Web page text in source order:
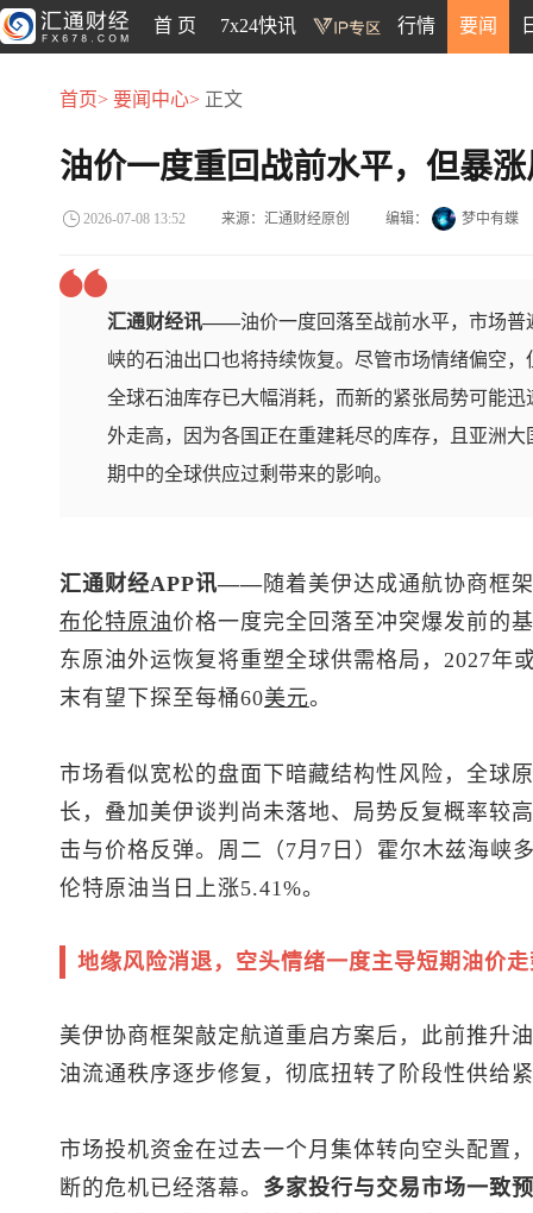
首 页 7x24快讯 行情 要闻
首页> 要闻中心> 正文
油价一度重回战前水平，但暴
2026-07-08 13:52 来源：汇通财经原创 编辑： 梦中有蝶
汇通财经讯——油价一度回落至战前水平，市场
峡的石油出口也将持续恢复。尽管市场情绪偏空
全球石油库存已大幅消耗，而新的紧张局势可能
外走高，因为各国正在重建耗尽的库存，且亚洲
期中的全球供应过剩带来的影响。
汇通财经APP讯——随着美伊达成通航协商框
布伦特原油价格一度完全回落至冲突爆发前的
东原油外运恢复将重塑全球供需格局，2027年
末有望下探至每桶60美元。
市场看似宽松的盘面下暗藏结构性风险，全球
长，叠加美伊谈判尚未落地、局势反复概率较
击与价格反弹。周二（7月7日）霍尔木兹海峡
伦特原油 当日上涨5.41%。
地缘风险消退，空头情绪一度主导短期油价
美伊协商框架敲定航道重启方案后，此前推升
油流通秩序逐步修复，彻底扭转了阶段性供给
市场投机资金在过去一个月集体转向空头配置
断的危机已经落幕。 多家投行与交易市场一致